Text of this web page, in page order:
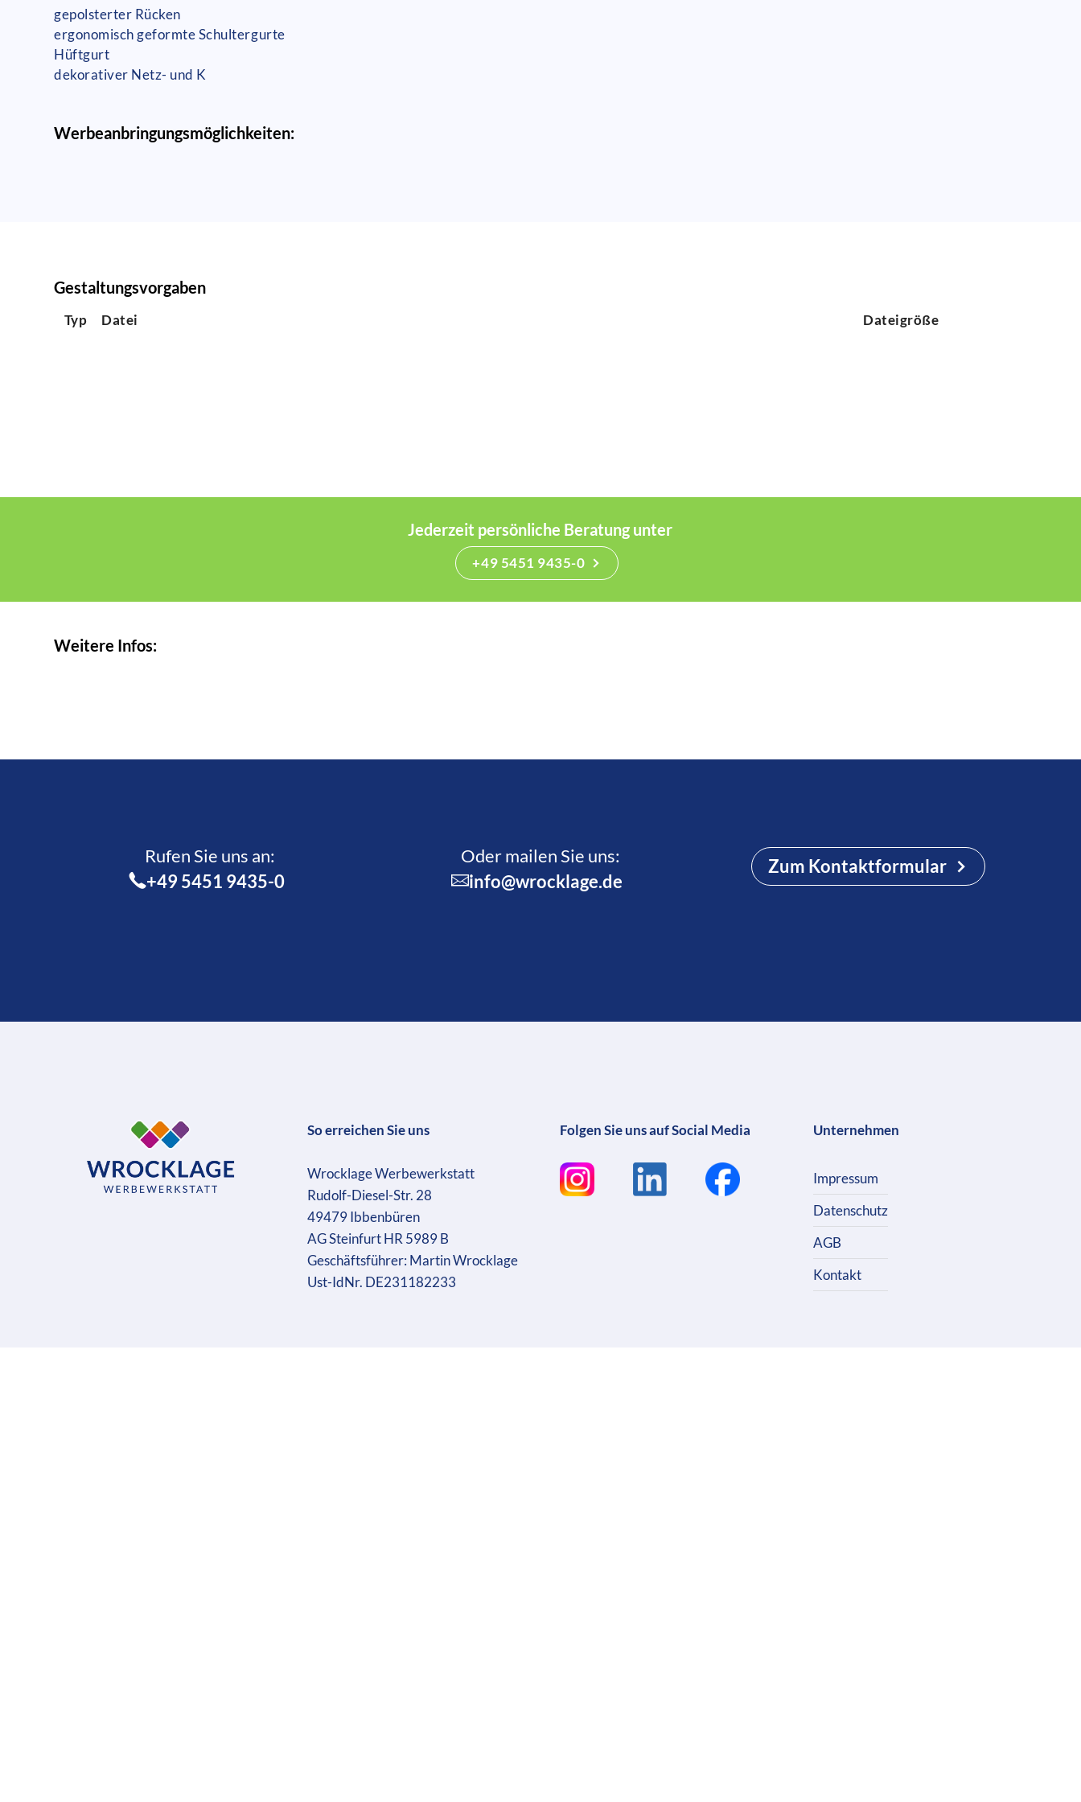
gepolsterter Rücken
ergonomisch geformte Schultergurte
Hüftgurt
dekorativer Netz- und K
Werbeanbringungsmöglichkeiten:
Gestaltungsvorgaben
Typ Datei Dateigröße
Jederzeit persönliche Beratung unter
+49 5451 9435-0
Weitere Infos:
Rufen Sie uns an:­
+49 5451 9435-0
Oder mailen Sie uns:
info@wrocklage.de
Zum Kontaktformular
So erreichen Sie uns
Wrocklage Werbewerkstatt
Rudolf-Diesel-Str. 28
49479 Ibbenbüren
AG Steinfurt HR 5989 B
Geschäftsführer: Martin Wrocklage
Ust-IdNr. DE231182233
Folgen Sie uns auf Social Media Unternehmen
Impressum
Datenschutz
AGB
Kontakt